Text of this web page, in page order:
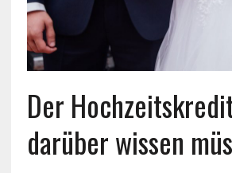
Der
darüber wissen